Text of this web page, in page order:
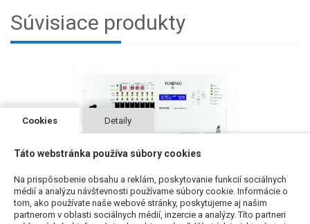
Súvisiace produkty
METCUBE8Z - ústredňa HSP pre evakuačný rozhlas pre 8
zón
Cookies Detaily
Táto webstránka používa súbory cookies
Na prispôsobenie obsahu a reklám, poskytovanie funkcií sociálnych
médií a analýzu návštevnosti používame súbory cookie. Informácie o
tom, ako používate naše webové stránky, poskytujeme aj našim
partnerom v oblasti sociálnych médií, inzercie a analýzy. Títo partneri